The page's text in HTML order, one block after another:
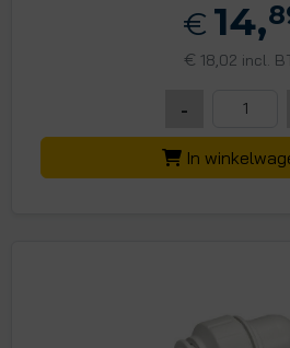
€ 14,
€ 18,02 incl.
-
In